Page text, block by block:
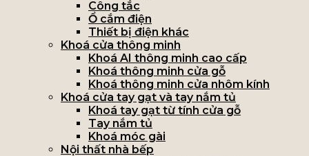
Công tắc
Ổ cắm điện
Thiết bị điện khác
Khoá cửa thông minh
Khoá AI thông minh cao cấp
Khoá thông minh cửa gỗ
Khoá thông minh cửa nhôm kính
Khoá cửa tay gạt và tay nắm tủ
Khoá tay gạt từ tính cửa gỗ
Tay nắm tủ
Khoá móc gài
Nội thất nhà bếp